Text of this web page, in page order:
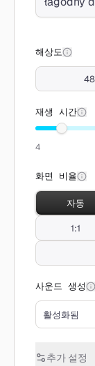
해상도
재생 시간
4
화면 비율
자동
1:1
사운드 생성
활성화됨
추가 설정